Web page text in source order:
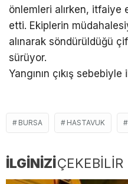
önlemleri alırken, itfaiye
etti. Ekiplerin
alınarak söndürüldüğü
sürüyor.
Yangının çıkış
BURSA HASTAVUK
İLGİNİZİÇEKEBİLİR